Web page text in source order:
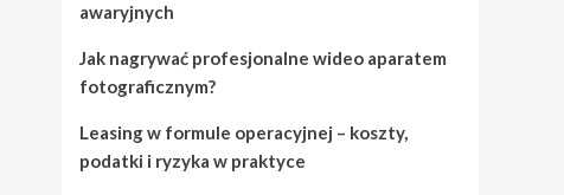
awaryjnych
Jak nagrywać profesjonalne wideo aparatem
fotograficznym?
Leasing w formule operacyjnej – koszty,
podatki i ryzyka w praktyce